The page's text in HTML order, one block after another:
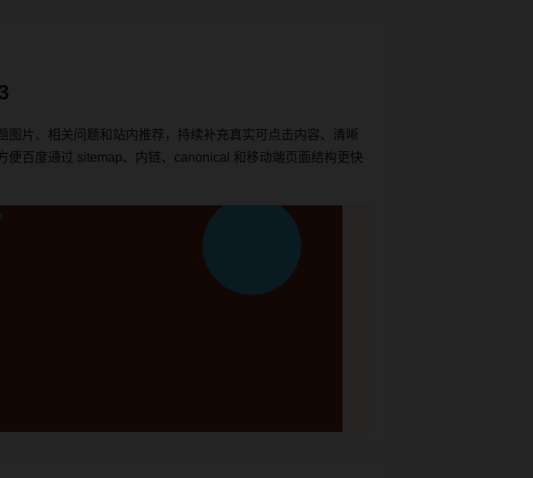
片、相关问题和站内推荐，持续补充真实可点击内容、清晰
百度通过 sitemap、内链、canonical 和移动端页面结构更快